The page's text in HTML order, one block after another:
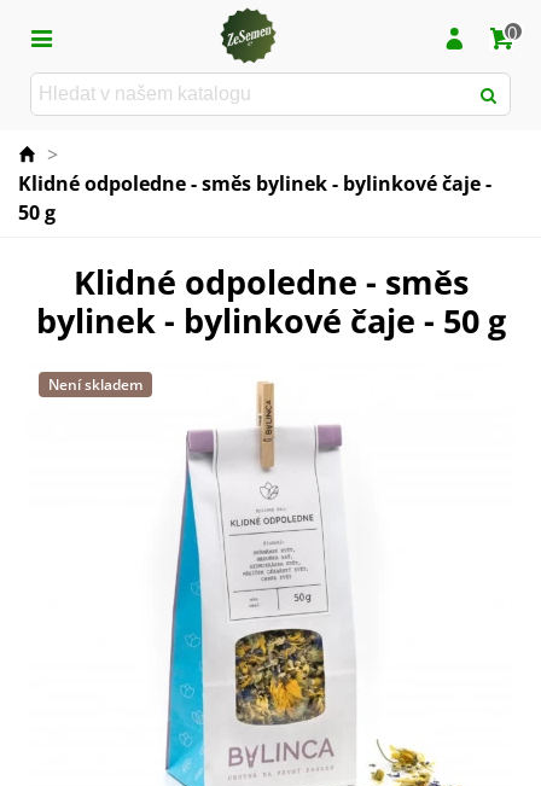
0
>
Klidné odpoledne - směs bylinek - bylinkové čaje -
50 g
Klidné odpoledne - směs
bylinek - bylinkové čaje - 50 g
Není skladem